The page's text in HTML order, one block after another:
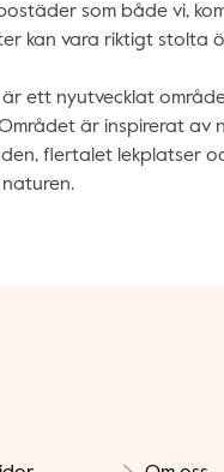
som både vi,
kan vara riktigt stolta
är ett nyutvecklat
är inspirerat av
flertalet lekplatser